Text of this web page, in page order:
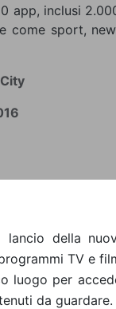
app, inclusi
come sport,
lancio della
TV e
luogo per
da guardare.